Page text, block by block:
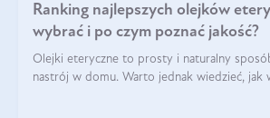
Ranking najlepszych olejków
wybrać i po czym poznać jakość?
Olejki eteryczne to prosty i naturalny
nastrój w domu. Warto jednak wiedzieć, jak